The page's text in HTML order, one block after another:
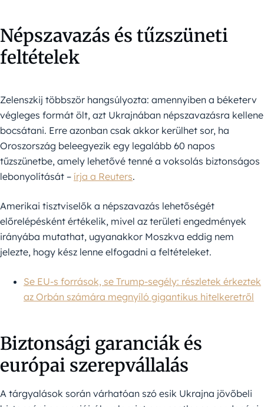
Népszavazás és tűzszüneti
feltételek
Zelenszkij többször hangsúlyozta: amennyiben a béketerv
végleges formát ölt, azt Ukrajnában népszavazásra kellene
bocsátani. Erre azonban csak akkor kerülhet sor, ha
Oroszország beleegyezik egy legalább 60 napos
tűzszünetbe, amely lehetővé tenné a voksolás biztonságos
lebonyolítását – írja a Reuters.
Amerikai tisztviselők a népszavazás lehetőségét
előrelépésként értékelik, mivel az területi engedmények
irányába mutathat, ugyanakkor Moszkva eddig nem
jelezte, hogy kész lenne elfogadni a feltételeket.
Se EU-s források, se Trump-segély: részletek érkeztek
az Orbán számára megnyíló gigantikus hitelkeretről
Biztonsági garanciák és
európai szerepvállalás
A tárgyalások során várhatóan szó esik Ukrajna jövőbeli